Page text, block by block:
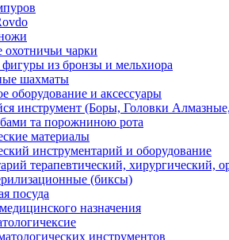
чарки
из бронзы и мельхиора
шахматы
оборудование и аксессуары
инструмент (Боры, Головки
та порожниною рота
материалы
инструментарий и оборудование
терапевтический, хирургический,
(биксы)
посуда
назначения
инструментов